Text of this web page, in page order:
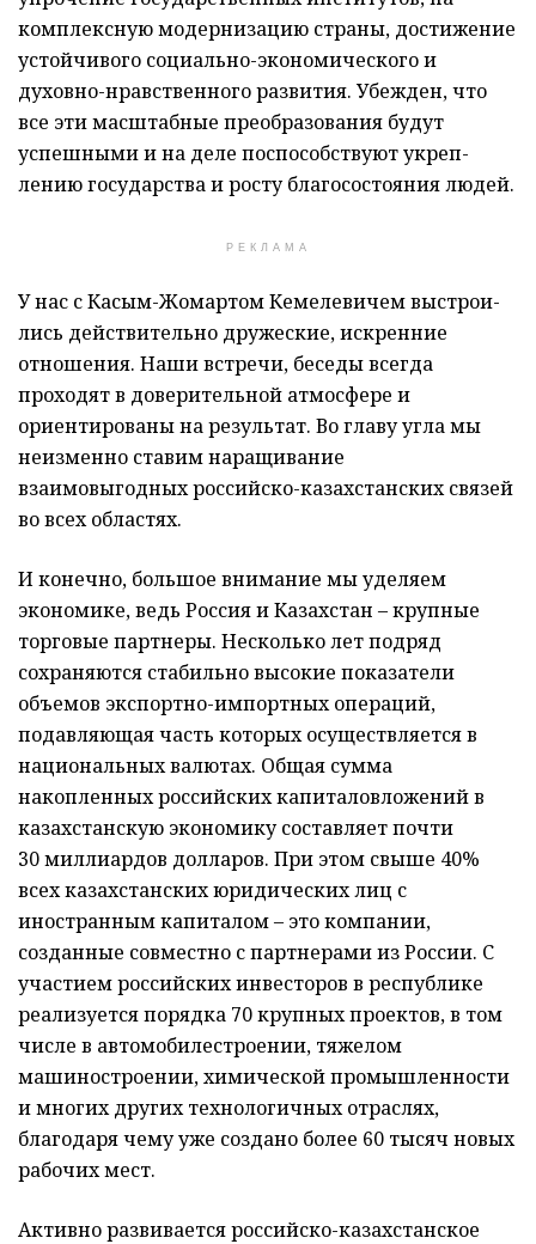
комплексную модернизацию страны, достижение
устойчивого социально-экономического и
духовно-нравственного развития. Убежден, что
все эти масштабные пре­образования будут
успешными и на деле поспособствуют укреп­
лению государства и росту благосостояния людей.
РЕКЛАМА
У нас с Касым-Жомартом Кемелевичем выстрои­
лись дейст­вительно дружеские, иск­ренние
отношения. Наши встречи, беседы всегда
проходят в доверительной атмосфере и
ориентированы на результат. Во главу угла мы
неизменно ставим наращивание
взаимовыгодных российско-казахстанских связей
во всех областях.
И конечно, большое внимание мы уделяем
экономике, ведь Россия и Казахстан – крупные
торговые партнеры. Несколько лет подряд
сохраняются стабильно высокие показатели
объемов экспортно-импортных операций,
подавляющая часть которых осуществляется в
национальных валютах. Общая сумма
накопленных российских капиталовложений в
казах­станскую экономику составляет почти
30 миллиардов долларов. При этом свыше 40%
всех казахстанских юридических лиц с
иностранным капиталом – это компании,
созданные совместно с партнерами из России. С
учас­тием российских инвесторов в республике
реализуется порядка 70 крупных проектов, в том
числе в автомобилестроении, тяжелом
машиностроении, химической промышленности
и многих других технологичных отраслях,
благодаря чему уже создано более 60 тысяч новых
рабочих мест.
Активно развивается российско-казахстанское